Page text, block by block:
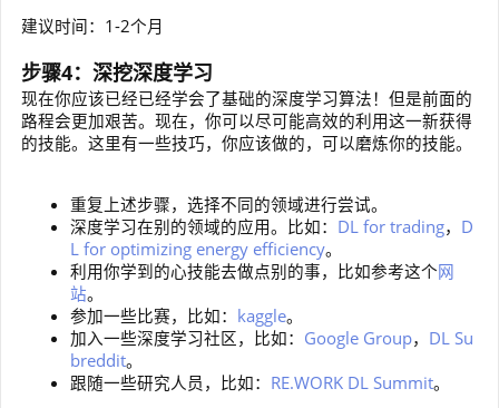
建议时间：1-2个月
步骤4：深挖深度学习
现在你应该已经已经学会了基础的深度学习算法！但是前面的
路程会更加艰苦。现在，你可以尽可能高效的利用这一新获得
的技能。这里有一些技巧，你应该做的，可以磨炼你的技能。
重复上述步骤，选择不同的领域进行尝试。
深度学习在别的领域的应用。比如： DL for trading， D
L for optimizing energy efficiency。
利用你学到的心技能去做点别的事，比如参考这个网
站。
参加一些比赛，比如： kaggle。
加入一些深度学习社区，比如： Google Group， DL Su
breddit。
跟随一些研究人员，比如： RE.WORK DL Summit。